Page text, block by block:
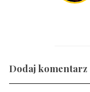
Dodaj komentarz